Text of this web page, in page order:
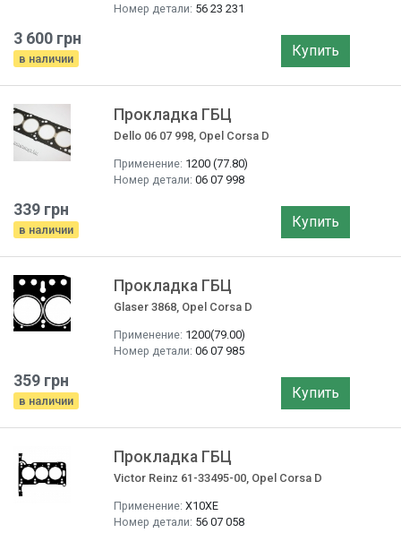
Номер детали: 56 23 231
3 600 грн
в наличии Купить
Прокладка ГБЦ
Dello 06 07 998, Opel Corsa D
Применение: 1200 (77.80)
Номер детали: 06 07 998
339 грн
в наличии Купить
Прокладка ГБЦ
Glaser 3868, Opel Corsa D
Применение: 1200(79.00)
Номер детали: 06 07 985
359 грн
в наличии Купить
Прокладка ГБЦ
Victor Reinz 61-33495-00, Opel Corsa D
Применение: X10XE
Номер детали: 56 07 058